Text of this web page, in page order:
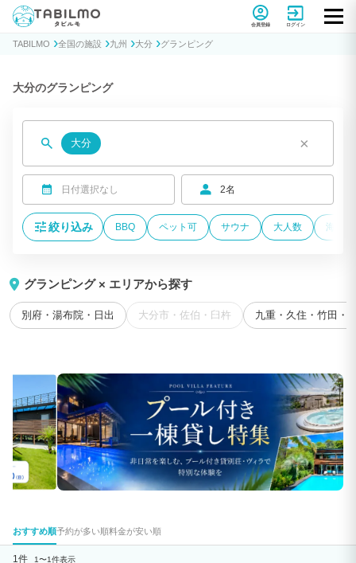
貸別荘コテージ・一棟貸し宿泊予約サイトTABILMO(タビルモ)
会員登録 ログイン
TABILMO 全国の施設 九州 大分 グランピング
大分のグランピング
大分 ×
日付選択なし 2名
絞り込み BBQ ペット可 サウナ 大人数 海が
グランピング × エリアから探す
別府・湯布院・日出 大分市・佐伯・臼杵 九重・久住・竹田・
おすすめ順予約が多い順料金が安い順
1件 1〜1件表示